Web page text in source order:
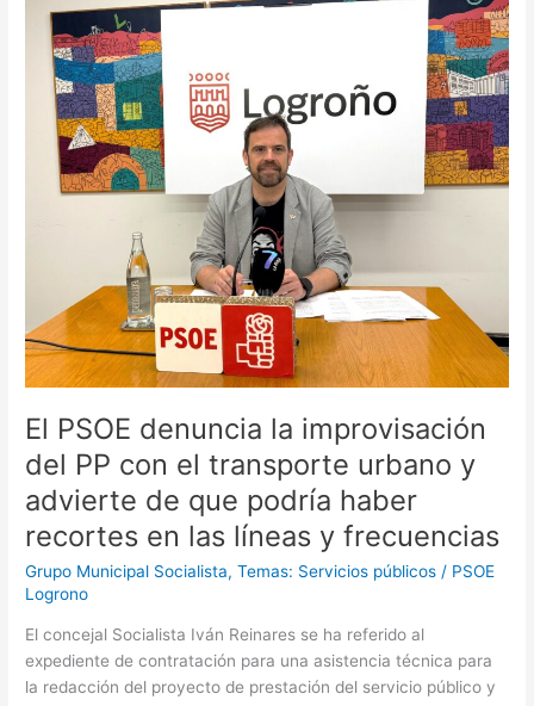
El PSOE denuncia la improvisación
del PP con el transporte urbano y
advierte de que podría haber
recortes en las líneas y frecuencias
Grupo Municipal Socialista,Temas: Servicios públicos / PSOE
Logrono
El concejal Socialista Iván Reinares se ha referido al
expediente de contratación para una asistencia técnica para
la redacción del proyecto de prestación del servicio público y
PSOE
denuncia
improvisación
advierte
de
que
haber
recortes
las
líneas
y
frecuencias